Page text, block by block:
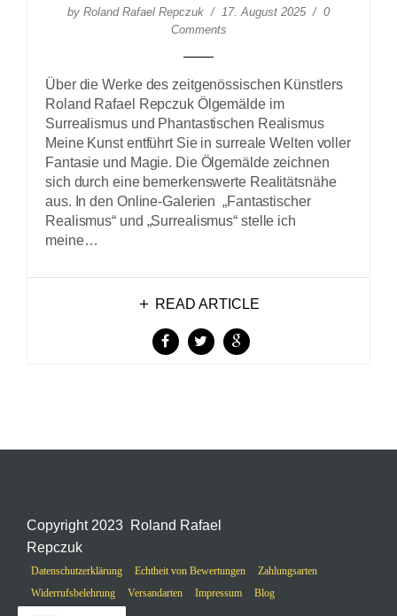
by Roland Rafael Repczuk 17. August 2025
0
Comments
Über die Werke des zeitgenössischen Künstlers
Roland Rafael Repczuk Ölgemälde im
Surrealismus und Phantastischen Realismus
Meine Kunst entführt Sie in surreale Welten voller
Fantasie und Magie. Die Ölgemälde zeichnen
sich durch eine bemerkenswerte Realitätsnähe
aus. In den Online-Galerien „Fantastischer
Realismus“ und „Surrealismus“ stelle ich
meine…
READ ARTICLE
Copyright 2023 Roland Rafael
Repczuk
Datenschutzerklärung Echtheit von Bewertungen
Zahlungsarten
Widerrufsbelehrung
Versandarten Impressum Blog